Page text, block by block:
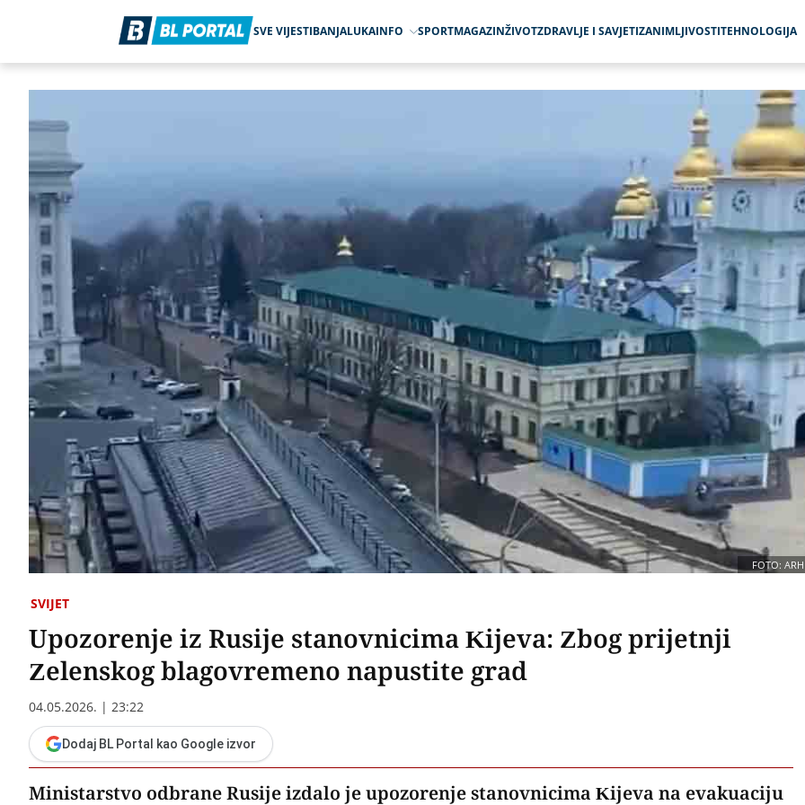
SVE VIJESTIBANJALUKAINFO SPORTMAGAZINŽIVOTZDRAVLJE I SAVJETIZANIMLJIVOSTITEHNOLOGIJA
FOTO:
SVIJET
Upozorenje iz Rusije stanovnicima Kijeva: Zbog prijetnji
Zelenskog blagovremeno napustite grad
04.05.2026. | 23:22
Dodaj BL Portal kao Google izvor
Ministarstvo odbrane Rusije izdalo je upozorenje stanovnicima Kijeva na evakuaciju